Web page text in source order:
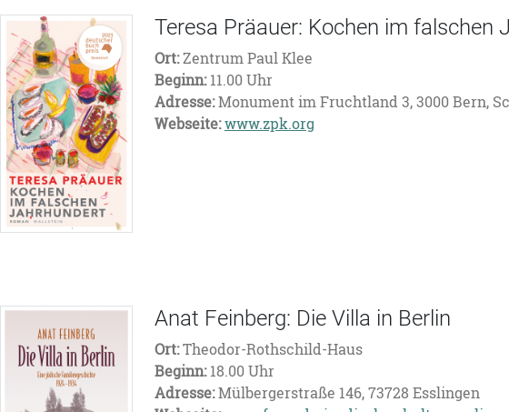
Teresa Präauer: Kochen im falschen
Ort:Zentrum Paul Klee
Beginn:11.00 Uhr
Adresse:Monument im Fruchtland 3, 3000 Bern,
Webseite:www.zpk.org
Anat Feinberg: Die Villa in Berlin
Ort:Theodor-Rothschild-Haus
Beginn:18.00 Uhr
Adresse:Mülbergerstraße 146, 73728 Esslingen